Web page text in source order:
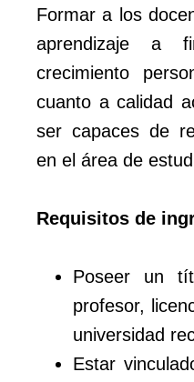
Formar a los
aprendizaje a
crecimiento
cuanto a calidad
ser capaces de
en el área de
Requisitos de
Poseer un
profesor,
universidad
Estar